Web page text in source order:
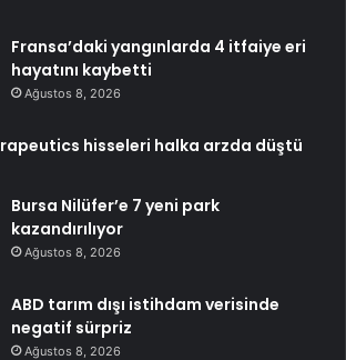
Fransa’daki yangınlarda 4 itfaiye eri
hayatını kaybetti
Ağustos 8, 2026
hisseleri halka arzda düştü
Bursa Nilüfer’e 7 yeni park
kazandırılıyor
Ağustos 8, 2026
ABD tarım dışı istihdam verisinde
negatif sürpriz
Ağustos 8, 2026